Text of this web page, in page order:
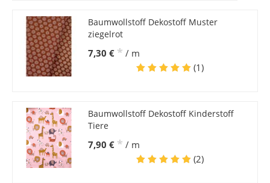
Baumwollstoff Dekostoff Muster
ziegelrot
7,30 € * / m
(1)
Baumwollstoff Dekostoff Kinderstoff
Tiere
7,90 € * / m
(2)